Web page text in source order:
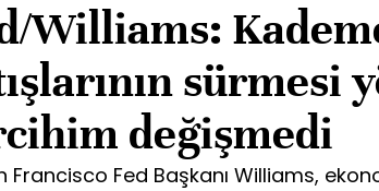
Williams:
sürmesi
değişmedi
Francisco Fed Başkanı Williams,